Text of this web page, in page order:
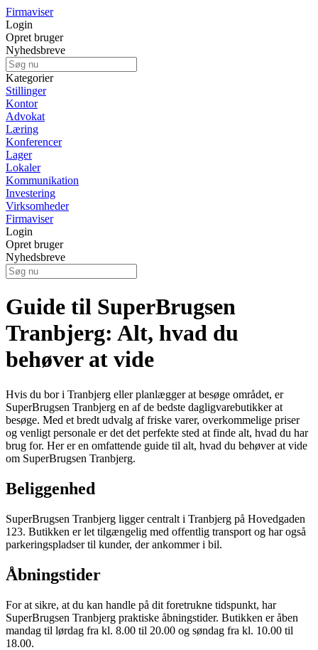
Firmaviser
Login
Opret bruger
Nyhedsbreve
Kategorier
Stillinger
Kontor
Advokat
Læring
Konferencer
Lager
Lokaler
Kommunikation
Investering
Virksomheder
Firmaviser
Login
Opret bruger
Nyhedsbreve
Guide til SuperBrugsen
Tranbjerg: Alt, hvad du
behøver at vide
Hvis du bor i Tranbjerg eller planlægger at besøge området, er
SuperBrugsen Tranbjerg en af de bedste dagligvarebutikker at
besøge. Med et bredt udvalg af friske varer, overkommelige priser
og venligt personale er det det perfekte sted at finde alt, hvad du har
brug for. Her er en omfattende guide til alt, hvad du behøver at vide
om SuperBrugsen Tranbjerg.
Beliggenhed
SuperBrugsen Tranbjerg ligger centralt i Tranbjerg på Hovedgaden
123. Butikken er let tilgængelig med offentlig transport og har også
parkeringspladser til kunder, der ankommer i bil.
Åbningstider
For at sikre, at du kan handle på dit foretrukne tidspunkt, har
SuperBrugsen Tranbjerg praktiske åbningstider. Butikken er åben
mandag til lørdag fra kl. 8.00 til 20.00 og søndag fra kl. 10.00 til
18.00.